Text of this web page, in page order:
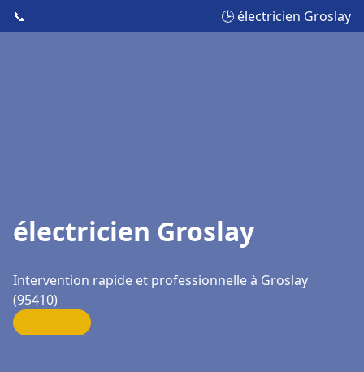
📞 🕒 électricien Groslay
électricien Groslay
Intervention rapide et professionnelle à Groslay
(95410)